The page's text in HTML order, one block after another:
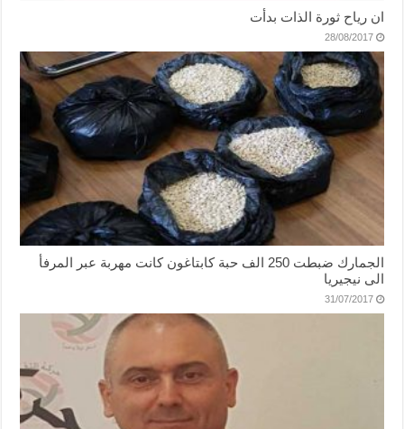
ان رياح ثورة الذات بدأت
28/08/2017
الجمارك ضبطت 250 الف حبة كابتاغون كانت مهربة عبر المرفأ
الى نيجيريا
31/07/2017